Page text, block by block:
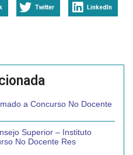
Twitter LinkedIn
a Concurso No Docente
Superior – Instituto
No Docente Res